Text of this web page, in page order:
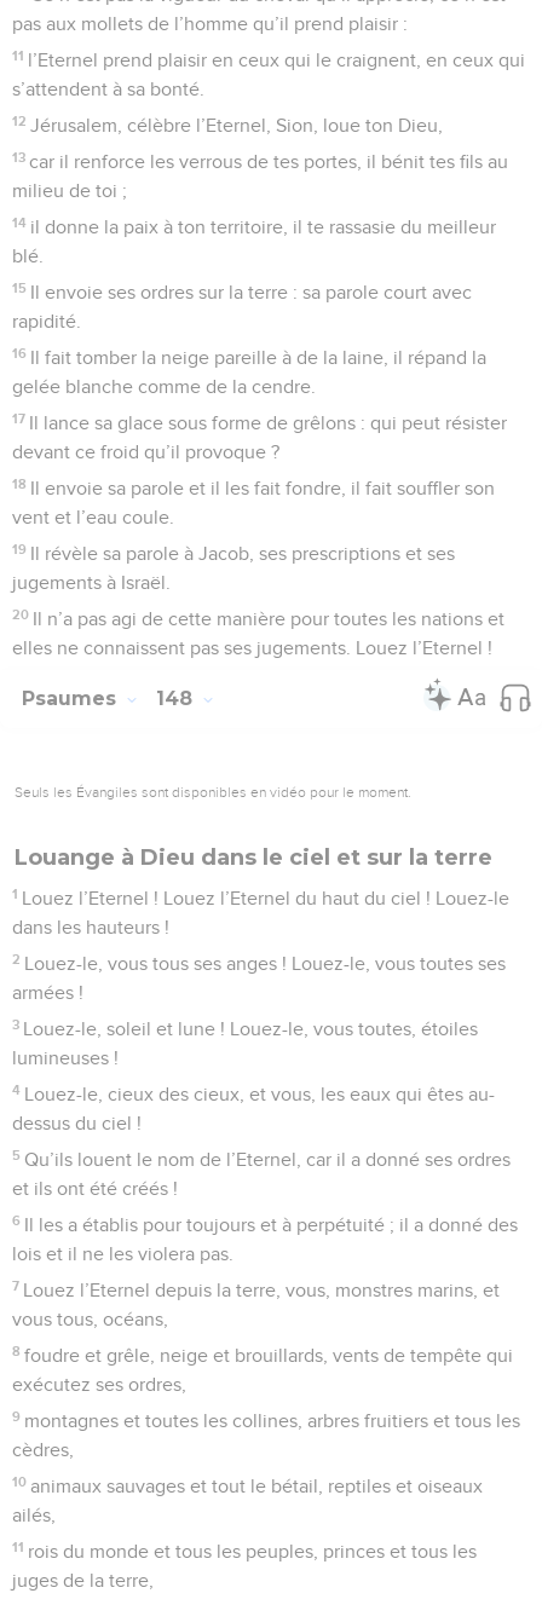
pas aux mollets de l’homme qu’il prend plaisir :
11 l’Eternel prend plaisir en ceux qui le craignent, en ceux qui
s’attendent à sa bonté.
12 Jérusalem, célèbre l’Eternel, Sion, loue ton Dieu,
13 car il renforce les verrous de tes portes, il bénit tes fils au
milieu de toi ;
14 il donne la paix à ton territoire, il te rassasie du meilleur
blé.
15 Il envoie ses ordres sur la terre : sa parole court avec
rapidité.
16 Il fait tomber la neige pareille à de la laine, il répand la
gelée blanche comme de la cendre.
17 Il lance sa glace sous forme de grêlons : qui peut résister
devant ce froid qu’il provoque ?
18 Il envoie sa parole et il les fait fondre, il fait souffler son
vent et l’eau coule.
19 Il révèle sa parole à Jacob, ses prescriptions et ses
jugements à Israël.
20 Il n’a pas agi de cette manière pour toutes les nations et
elles ne connaissent pas ses jugements. Louez l’Eternel !
Psaumes 148
Seuls les Évangiles sont disponibles en vidéo pour le moment.
Louange à Dieu dans le ciel et sur la terre
1 Louez l’Eternel ! Louez l’Eternel du haut du ciel ! Louez-le
dans les hauteurs !
2 Louez-le, vous tous ses anges ! Louez-le, vous toutes ses
armées !
3 Louez-le, soleil et lune ! Louez-le, vous toutes, étoiles
lumineuses !
4 Louez-le, cieux des cieux, et vous, les eaux qui êtes au-
dessus du ciel !
5 Qu’ils louent le nom de l’Eternel, car il a donné ses ordres
et ils ont été créés !
6 Il les a établis pour toujours et à perpétuité ; il a donné des
lois et il ne les violera pas.
7 Louez l’Eternel depuis la terre, vous, monstres marins, et
vous tous, océans,
8 foudre et grêle, neige et brouillards, vents de tempête qui
exécutez ses ordres,
9 montagnes et toutes les collines, arbres fruitiers et tous les
cèdres,
10 animaux sauvages et tout le bétail, reptiles et oiseaux
ailés,
11 rois du monde et tous les peuples, princes et tous les
juges de la terre,